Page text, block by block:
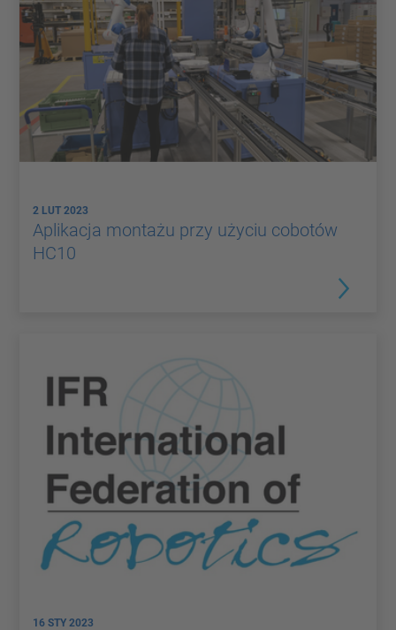
2 LUT 2023
Aplikacja montażu przy użyciu cobotów
HC10
16 STY 2023